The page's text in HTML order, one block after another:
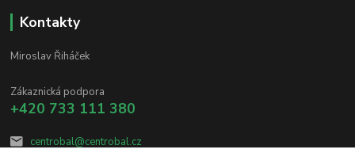
Kontakty
Miroslav Řiháček
Zákaznická podpora
+420 733 111 380
centrobal@centrobal.cz